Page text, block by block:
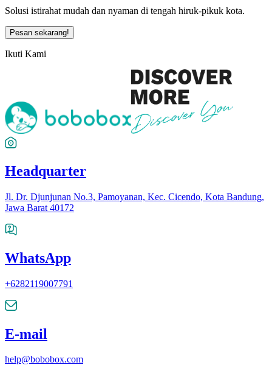
Solusi istirahat mudah dan nyaman di tengah hiruk-pikuk kota.
Pesan sekarang!
Ikuti Kami
Headquarter
Jl. Dr. Djunjunan No.3, Pamoyanan, Kec. Cicendo, Kota Bandung,
Jawa Barat 40172
WhatsApp
+6282119007791
E-mail
help@bobobox.com